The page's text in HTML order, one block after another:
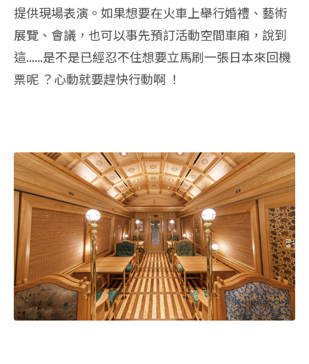
提供現場表演。如果想要在火車上舉行婚禮、藝術
展覽、會議，也可以事先預訂活動空間車廂，說到
這......是不是已經忍不住想要立馬刷一張日本來回機
票呢 ？心動就要趕快行動啊 ！